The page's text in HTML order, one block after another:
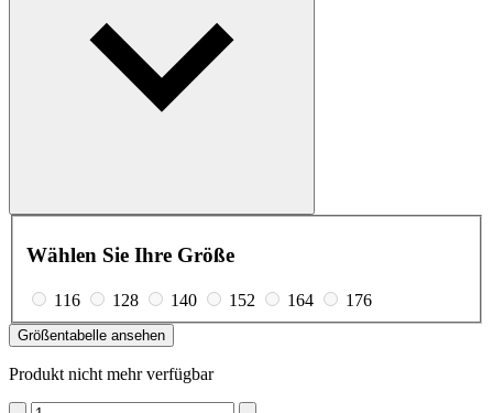
Wählen Sie Ihre Größe
116 128 140 152 164 176
Größentabelle ansehen
Produkt nicht mehr verfügbar